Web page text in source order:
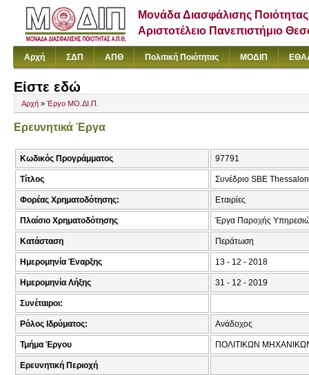
Μονάδα Διασφάλισης Ποιότητας
Αριστοτέλειο Πανεπιστήμιο
Αρχή ΣΔΠ ΑΠΘ Πολιτική Ποιότητας ΜΟΔΙΠ
Είστε εδώ
Αρχή » Έργο ΜΟ.ΔΙ.Π.
Ερευνητικά Έργα
Κωδικός Προγράμματος 97791
Τίτλος Συνέδριο SBE
Φορέας Χρηματοδότησης: Εταιρίες
Πλαίσιο Χρηματοδότησης Έργα Παροχής
Κατάσταση Περάτωση
Ημερομηνία Έναρξης 13 - 12 - 2018
Ημερομηνία Λήξης 31 - 12 - 2019
Συνέταιροι:
Ρόλος Ιδρύματος: Ανάδοχος
Τμήμα Έργου ΠΟΛΙΤΙΚΩΝ
Ερευνητική Περιοχή